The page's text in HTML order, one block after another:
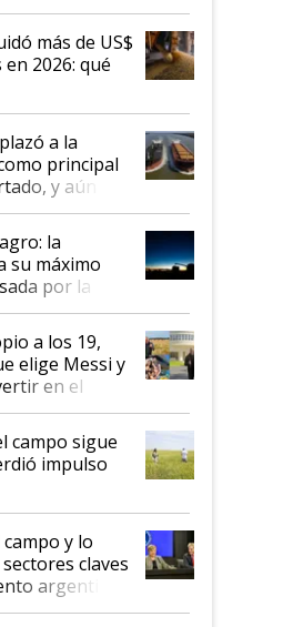
más de US$
2026: qué
a la
principal
y aún así
seis de cada
el
la
su máximo
por la
a los 19,
elige Messi y
en el
como "darle
droga":
el libertario
crisis salió
campo sigue
impulso
y lo
claves
argentino